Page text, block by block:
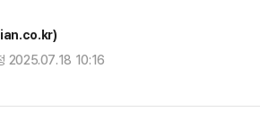
2025.07.18 10:16